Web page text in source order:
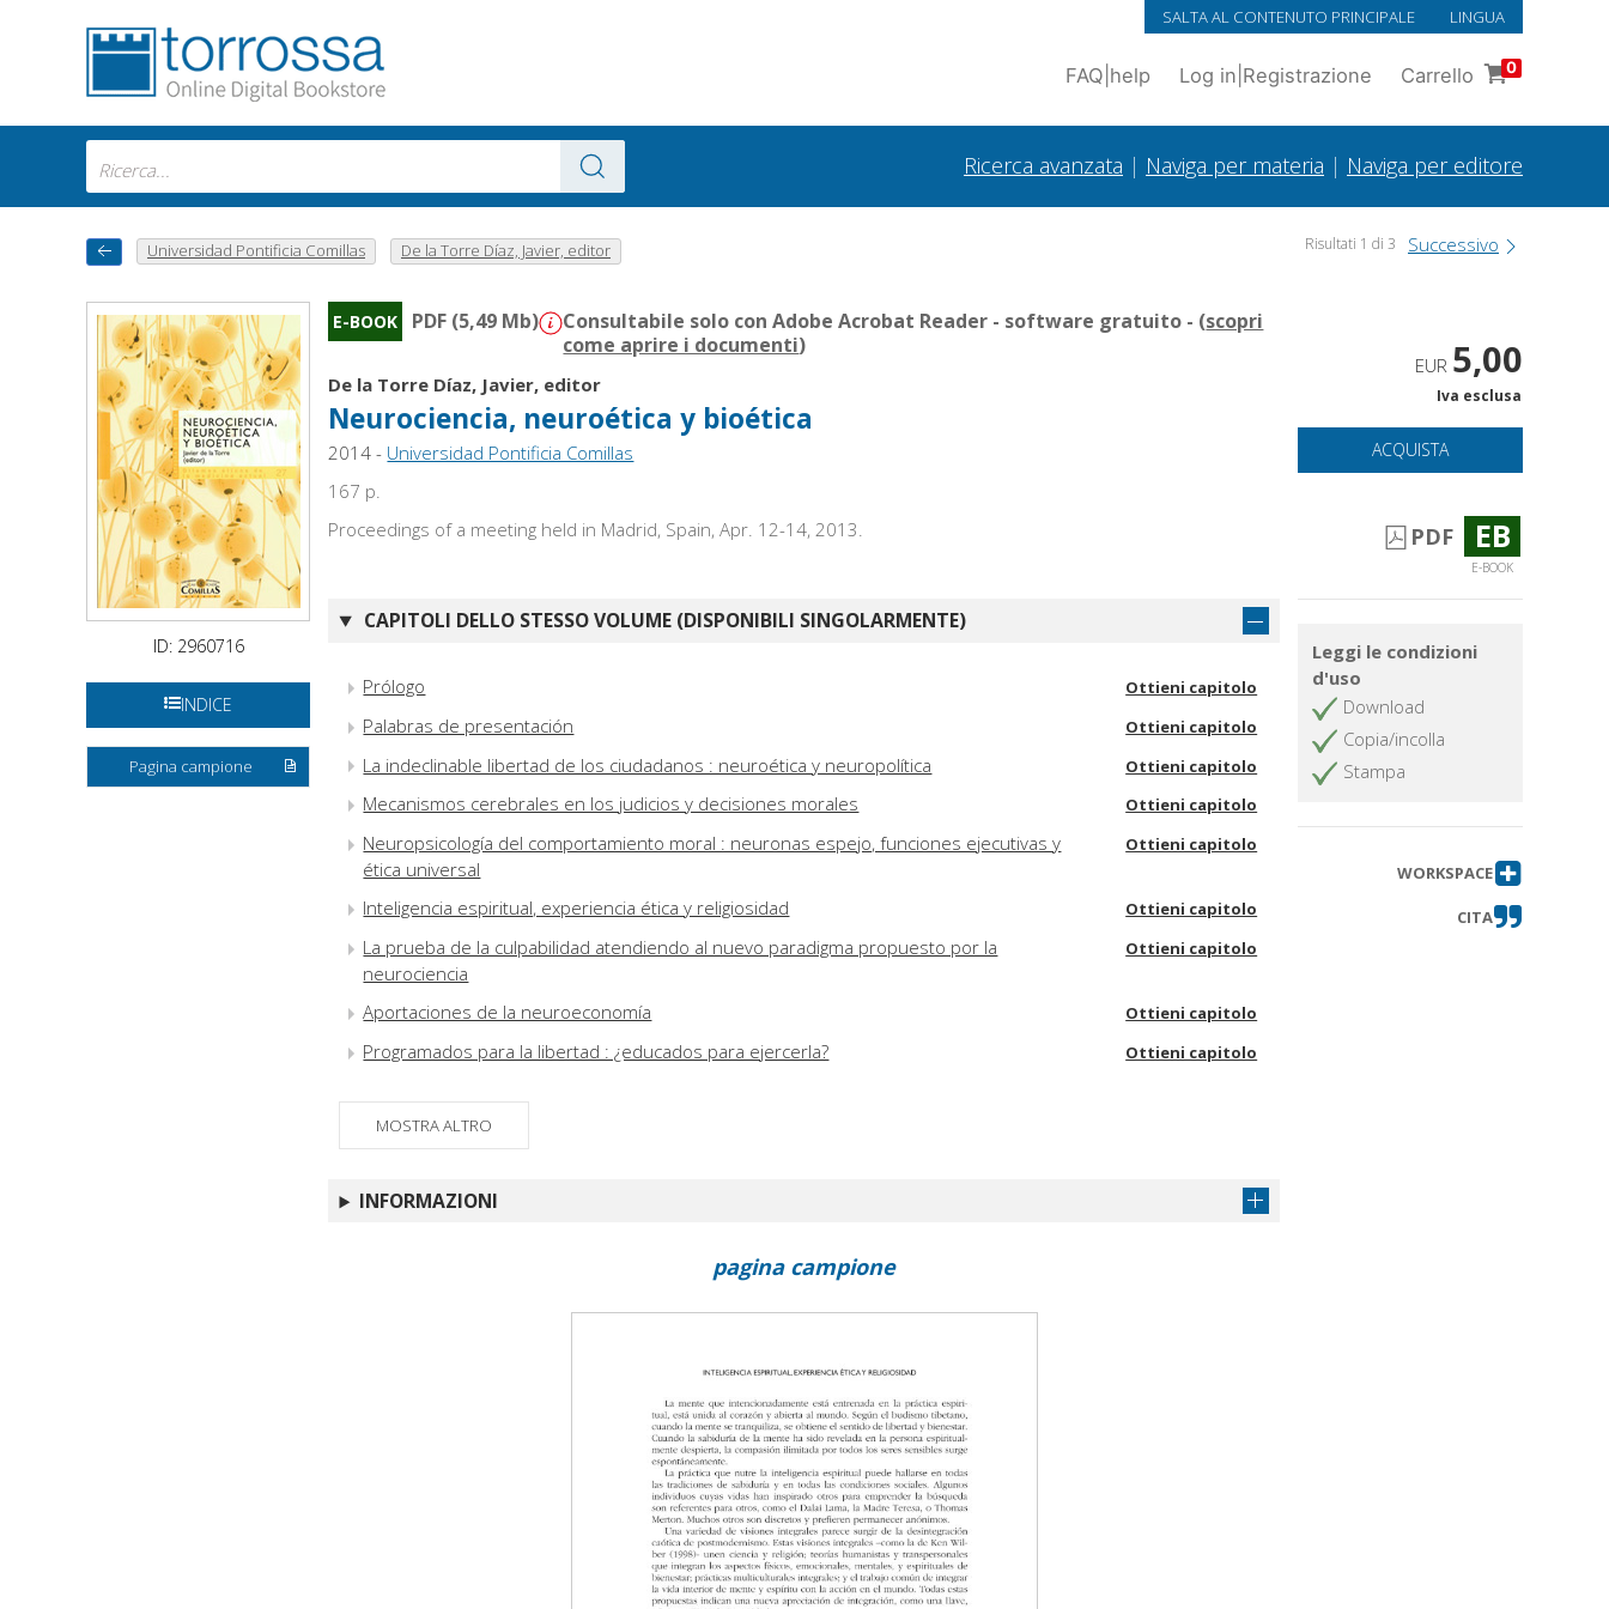
SALTA AL CONTENUTO PRINCIPALE LINGUA
FAQ help Log in Registrazione Carrello 0
Ricerca avanzata | Naviga per materia | Naviga per editore
Universidad Pontificia Comillas De la Torre Díaz, Javier, editor Risultati 1 di 3 Successivo
ID: 2960716
INDICE
Pagina campione
E-BOOK PDF (5,49 Mb) Consultabile solo con Adobe Acrobat Reader - software gratuito - (scopri
come aprire i documenti)
De la Torre Díaz, Javier, editor
Neurociencia, neuroética y bioética
2014 - Universidad Pontificia Comillas
167 p.
Proceedings of a meeting held in Madrid, Spain, Apr. 12-14, 2013.
CAPITOLI DELLO STESSO VOLUME (DISPONIBILI SINGOLARMENTE)
Prólogo Ottieni capitolo
Palabras de presentación Ottieni capitolo
La indeclinable libertad de los ciudadanos : neuroética y neuropolítica Ottieni capitolo
Mecanismos cerebrales en los judicios y decisiones morales Ottieni capitolo
Neuropsicología del comportamiento moral : neuronas espejo, funciones ejecutivas y
ética universal
Ottieni capitolo
Inteligencia espiritual, experiencia ética y religiosidad Ottieni capitolo
La prueba de la culpabilidad atendiendo al nuevo paradigma propuesto por la
neurociencia
Ottieni capitolo
Aportaciones de la neuroeconomía Ottieni capitolo
Programados para la libertad : ¿educados para ejercerla? Ottieni capitolo
MOSTRA ALTRO
INFORMAZIONI
EUR 5,00
Iva esclusa
ACQUISTA
PDF EB
E-BOOK
Leggi le condizioni
d'uso
Download
Copia/incolla
Stampa
WORKSPACE
CITA
pagina campione